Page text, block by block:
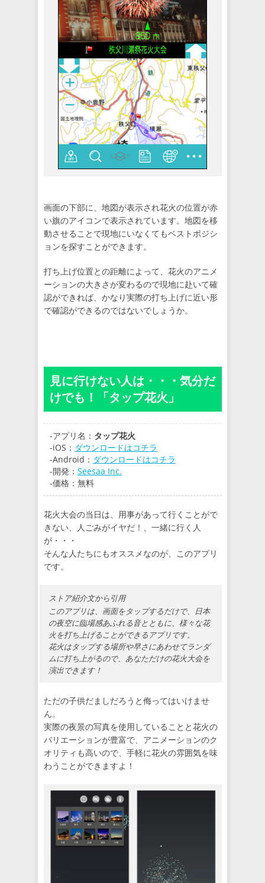
画面の下部に、地図が表示され花火の位置が赤
い旗のアイコンで表示されています。地図を移
動させることで現地にいなくてもベストポジシ
ョンを探すことができます。
打ち上げ位置との距離によって、花火のアニメ
ーションの大きさが変わるので現地に赴いて確
認ができれば、かなり実際の打ち上げに近い形
で確認ができるのではないでしょうか。
見に行けない人は・・・気分だ
けでも！「タップ花火」
-アプリ名： タップ花火
-iOS： ダウンロードはコチラ
-Android： ダウンロードはコチラ
-開発： Seesaa Inc.
-価格：無料
花火大会の当日は、用事があって行くことがで
きない、人ごみがイヤだ！、一緒に行く人
が・・・
そんな人たちにもオススメなのが、このアプリ
です。
ストア紹介文から引用
このアプリは、画面をタップするだけで、日本
の夜空に臨場感あふれる音とともに、様々な花
火を打ち上げることができるアプリです。
花火はタップする場所や早さにあわせてランダ
ムに打ち上がるので、あなただけの花火大会を
演出できます！
ただの子供だましだろうと侮ってはいけませ
ん。
実際の夜景の写真を使用していることと花火の
バリエーションが豊富で、アニメーションのク
オリティも高いので、手軽に花火の雰囲気を味
わうことができますよ！